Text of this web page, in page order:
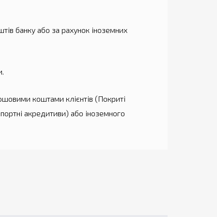
банку або за рахунок іноземних
коштами клієнтів (Покриті
акредитиви) або іноземного